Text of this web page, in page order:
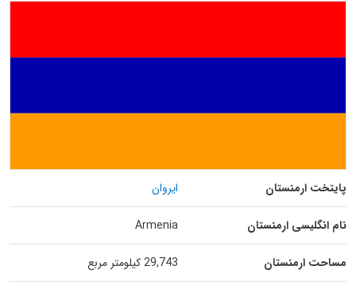
پایتخت ارمنستان ایروان
نام انگلیسی ارمنستان Armenia
مساحت ارمنستان 29,743 کیلومتر مربع